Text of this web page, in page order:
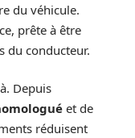
du véhicule.
prête à être
du conducteur.
Depuis
et de
réduisent